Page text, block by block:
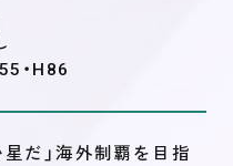
・H86
だ」海外制覇を目指